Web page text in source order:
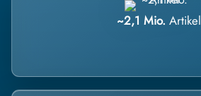
~2,1 Mio. Artikel